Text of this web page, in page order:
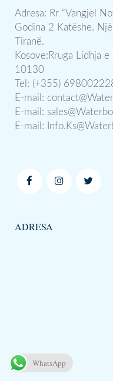
Adresa: Rr “Vangjel
Godina 2 Katëshe.
Tiranë.
Kosove:Rruga Lidhja
10130
Tel: (+355)
E-mail:
E-mail:
E-mail:
ADRESA
WhatsApp